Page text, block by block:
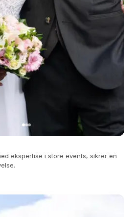
ekspertise i store events, sikrer en